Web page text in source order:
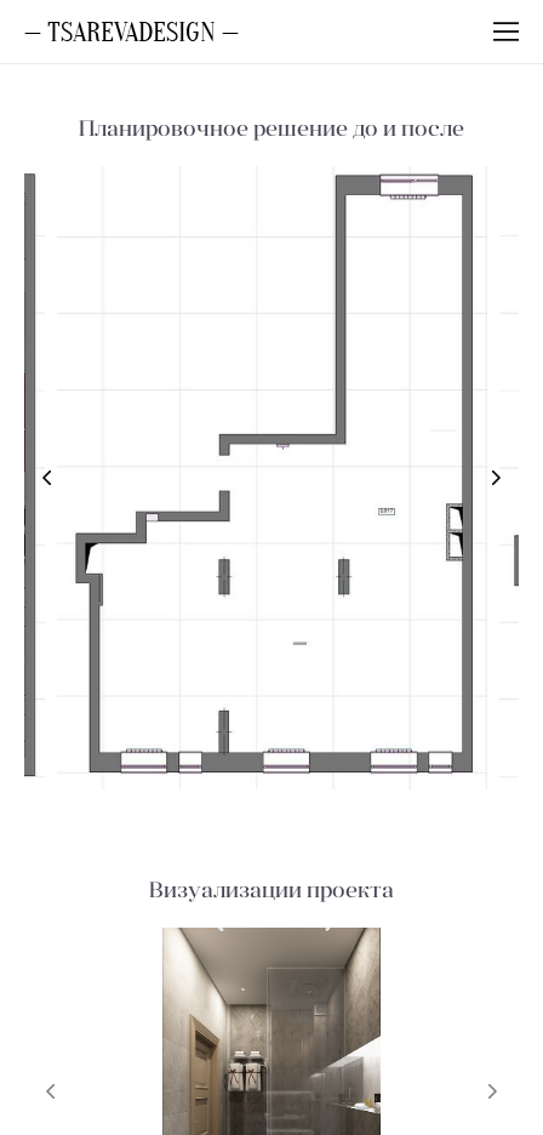
— TSAREVADESIGN —
Планировочное решение до и после
Визуализации проекта